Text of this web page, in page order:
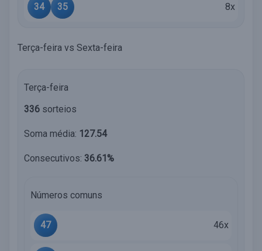
34 35 8x
Terça-feira vs Sexta-feira
Terça-feira
336 sorteios
Soma média: 127.54
Consecutivos: 36.61%
Números comuns
47 46x